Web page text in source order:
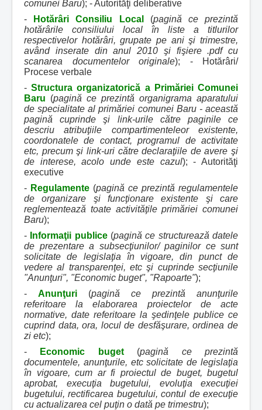
comunei Baru); - Autorităţi deliberative
-
Hotărâri Consiliu Local (pagină ce prezintă
hotărârile consiliului local în liste a titlurilor
respectivelor hotărâri, grupate pe ani şi trimestre,
având inserate din anul 2010 şi fişiere .pdf cu
scanarea documentelor originale); - Hotărâri/
Procese verbale
-Structura organizatorică a Primăriei Comunei
Baru (pagină ce prezintă organigrama aparatului
de specialitate al primăriei comunei Baru - această
pagină cuprinde şi link-urile către paginile ce
descriu atribuţiile compartimenteleor existente,
coordonatele de contact, programul de activitate
etc, precum şi link-uri către declaraţiile de avere şi
de interese, acolo unde este cazul); - Autorităţi
executive
- Regulamente (pagină ce prezintă regulamentele
de organizare şi funcţionare existente şi care
reglementează toate activităţile primăriei comunei
Baru);
- Informaţii publice(pagină ce structurează datele
de prezentare a subsecţiunilor/ paginilor ce sunt
solicitate de legislaţia în vigoare, din punct de
vedere al transparenţei, etc şi cuprinde secţiunile
"Anunţuri", "Economic buget", "Rapoarte");
- Anunţuri (pagină ce prezintă anunţurile
referitoare la elaborarea proiectelor de acte
normative, date referitoare la şedinţele publice ce
cuprind data, ora, locul de desfăşurare, ordinea de
zi etc);
-
Economic buget(pagină ce prezintă
documentele, anunţurile, etc solicitate de legislaţia
în vigoare, cum ar fi proiectul de buget, bugetul
aprobat, execuţia bugetului, evoluţia execuţiei
bugetului, rectificarea bugetului, contul de execuţie
cu actualizarea cel puţin o dată pe trimestru);